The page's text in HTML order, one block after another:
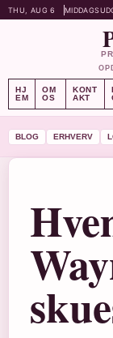
THU, AUG 6
HJ
EM
OM
OS
KONT
AKT
BLOG ERHVERV